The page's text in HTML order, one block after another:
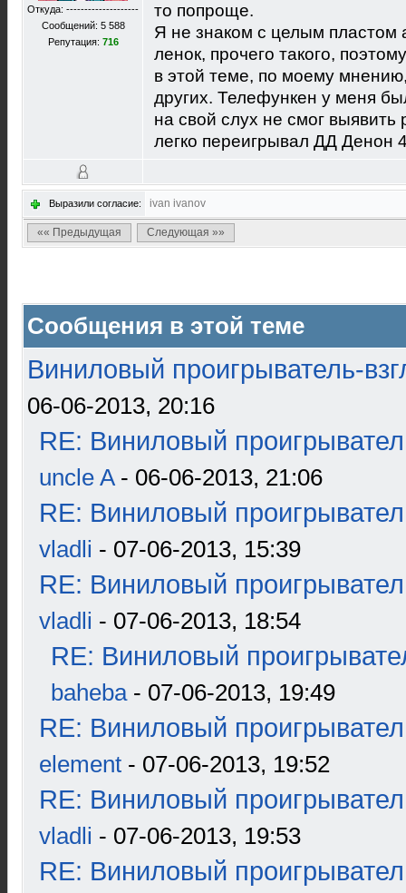
Откуда: --------------------
Сообщений: 5 588
Репутация: 716
то попроще.
Я не знаком с целым пластом
ленок, прочего такого,
в этой теме, по моему
других. Телефункен у меня
на свой слух не смог выявить
легко переигрывал ДД Денон
Выразили согласие: ivan ivanov
«« Предыдущая Следующая »»
Сообщения в этой теме
Виниловый проигрыватель-
06-06-2013, 20:16
RE: Виниловый
uncle A- 06-06-2013, 21:06
RE: Виниловый
vladli - 07-06-2013, 15:39
RE: Виниловый
vladli - 07-06-2013, 18:54
RE: Виниловый
baheba- 07-06-2013, 19:49
RE: Виниловый
element - 07-06-2013, 19:52
RE: Виниловый
vladli - 07-06-2013, 19:53
RE: Виниловый